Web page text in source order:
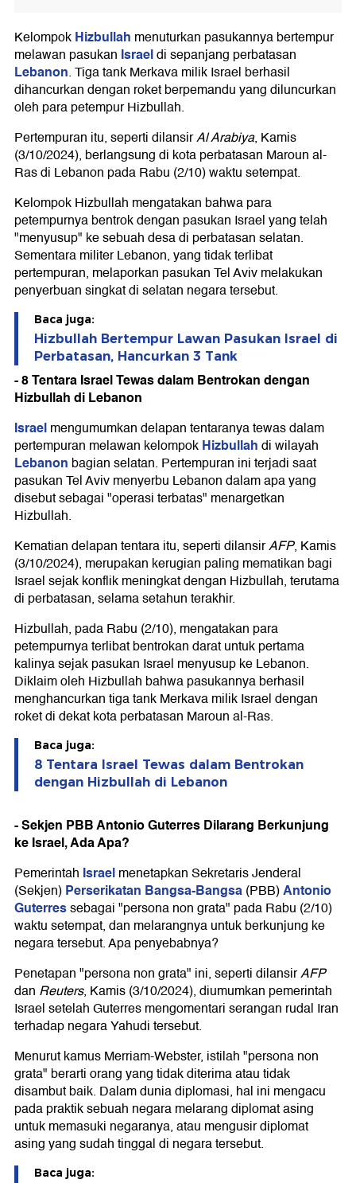
KelompokHizbullah menuturkan pasukannya bertempur
melawan pasukan Israeldi sepanjang perbatasan
Lebanon. Tiga tank Merkava milik Israel berhasil
dihancurkan dengan roket berpemandu yang diluncurkan
oleh para petempur Hizbullah.
Pertempuran itu, seperti dilansirAl Arabiya, Kamis
(3/10/2024), berlangsung di kota perbatasan Maroun al-
Ras di Lebanon pada Rabu (2/10) waktu setempat.
Kelompok Hizbullah mengatakan bahwa para
petempurnya bentrok dengan pasukan Israel yang telah
"menyusup" ke sebuah desa di perbatasan selatan.
Sementara militer Lebanon, yang tidak terlibat
pertempuran, melaporkan pasukan Tel Aviv melakukan
penyerbuan singkat di selatan negara tersebut.
Baca juga:
Hizbullah Bertempur Lawan Pasukan Israel di
Perbatasan, Hancurkan 3 Tank
- 8 Tentara Israel Tewas dalam Bentrokan dengan
Hizbullah di Lebanon
Israelmengumumkan delapan tentaranya tewas dalam
pertempuran melawan kelompokHizbullahdi wilayah
Lebanon bagian selatan. Pertempuran ini terjadi saat
pasukan Tel Aviv menyerbu Lebanon dalam apa yang
disebut sebagai "operasi terbatas" menargetkan
Hizbullah.
Kematian delapan tentara itu, seperti dilansirAFP, Kamis
(3/10/2024), merupakan kerugian paling mematikan bagi
Israel sejak konflik meningkat dengan Hizbullah, terutama
di perbatasan, selama setahun terakhir.
Hizbullah, pada Rabu (2/10), mengatakan para
petempurnya terlibat bentrokan darat untuk pertama
kalinya sejak pasukan Israel menyusup ke Lebanon.
Diklaim oleh Hizbullah bahwa pasukannya berhasil
menghancurkan tiga tank Merkava milik Israel dengan
roket di dekat kota perbatasan Maroun al-Ras.
Baca juga:
8 Tentara Israel Tewas dalam Bentrokan
dengan Hizbullah di Lebanon
- Sekjen PBB Antonio Guterres Dilarang Berkunjung
ke Israel, Ada Apa?
Pemerintah Israelmenetapkan Sekretaris Jenderal
(Sekjen)Perserikatan Bangsa-Bangsa(PBB)Antonio
Guterressebagai "persona non grata" pada Rabu (2/10)
waktu setempat, dan melarangnya untuk berkunjung ke
negara tersebut. Apa penyebabnya?
Penetapan "persona non grata" ini, seperti dilansirAFP
dan Reuters, Kamis (3/10/2024), diumumkan pemerintah
Israel setelah Guterres mengomentari serangan rudal Iran
terhadap negara Yahudi tersebut.
Menurut kamus Merriam-Webster, istilah "persona non
grata" berarti orang yang tidak diterima atau tidak
disambut baik. Dalam dunia diplomasi, hal ini mengacu
pada praktik sebuah negara melarang diplomat asing
untuk memasuki negaranya, atau mengusir diplomat
asing yang sudah tinggal di negara tersebut.
Baca juga: